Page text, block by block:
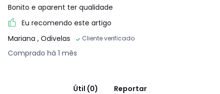
Bonito e aparent ter qualidade
Eu recomendo este artigo
Mariana , Odivelas Cliente verificado
Comprado há 1 mês
Útil (0)
Reportar